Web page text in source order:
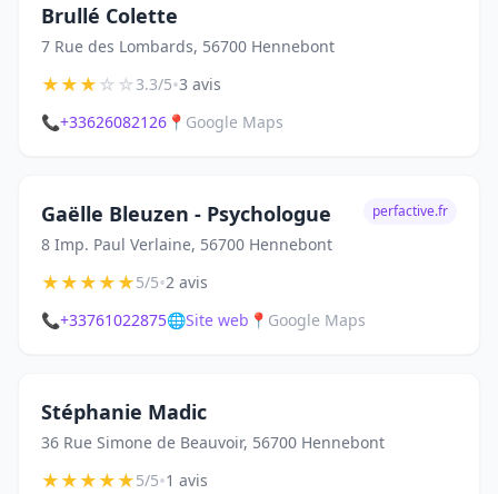
Brullé Colette
7 Rue des Lombards, 56700 Hennebont
★★★☆☆3.3/5•3 avis
📞+33626082126 📍 Google Maps
Gaëlle Bleuzen - Psychologue
8 Imp. Paul Verlaine, 56700 Hennebont
perfactive.fr
★★★★★5/5•2 avis
📞+33761022875🌐Site web 📍 Google Maps
Stéphanie Madic
36 Rue Simone de Beauvoir, 56700 Hennebont
★★★★★5/5•1 avis